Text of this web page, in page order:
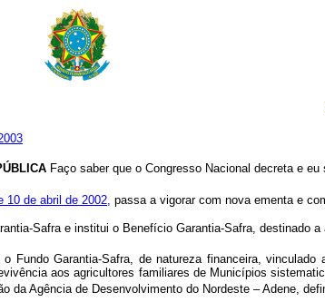
Faço saber que o Congresso Nacional decreta e
10 de abril de 2002, passa a vigorar com nova ementa e
Safra e institui o Benefício Garantia-Safra, destinado
Fundo Garantia-Safra, de natureza financeira,
aos agricultores familiares de Municípios
da Agência de Desenvolvimento do Nordeste – Adene,